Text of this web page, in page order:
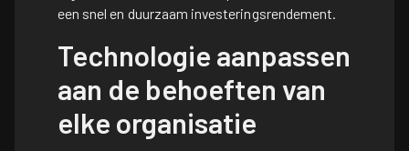
een snel en duurzaam investeringsrendement.
Technologie aanpassen
aan de behoeften van
elke organisatie